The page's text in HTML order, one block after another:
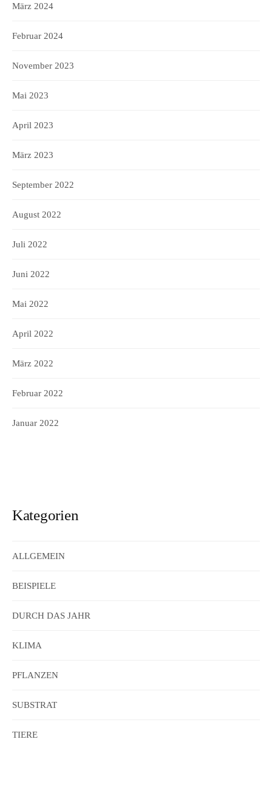
März 2024
Februar 2024
November 2023
Mai 2023
April 2023
März 2023
September 2022
August 2022
Juli 2022
Juni 2022
Mai 2022
April 2022
März 2022
Februar 2022
Januar 2022
Kategorien
ALLGEMEIN
BEISPIELE
DURCH DAS JAHR
KLIMA
PFLANZEN
SUBSTRAT
TIERE